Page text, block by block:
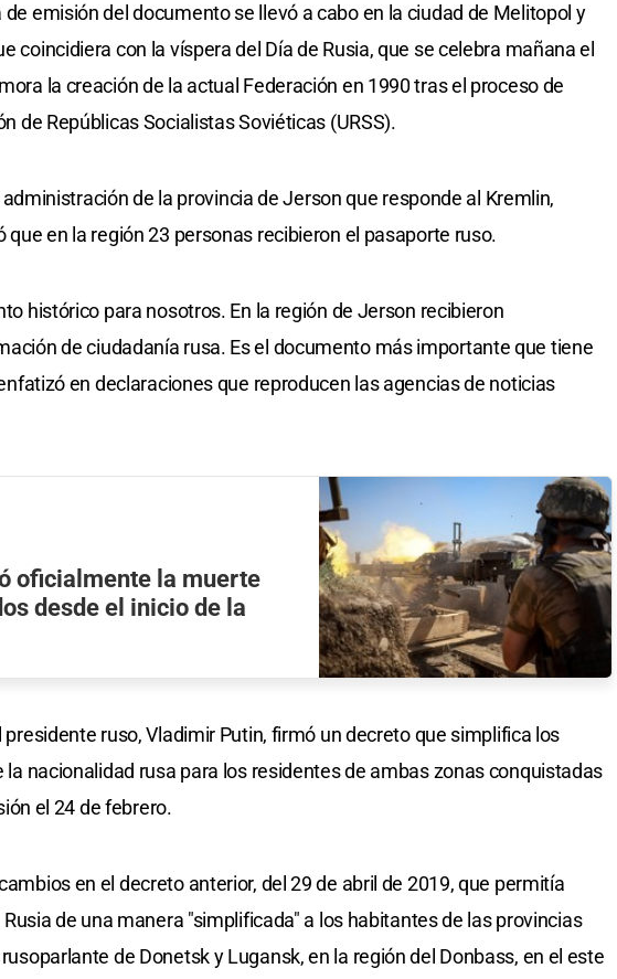
emisión del documento se llevó a cabo en la ciudad de Melitopol y
coincidiera con la víspera del Día de Rusia, que se celebra mañana el
la creación de la actual Federación en 1990 tras el proceso de
de Repúblicas Socialistas Soviéticas (URSS).
de la provincia de Jerson que responde al Kremlin,
que en la región 23 personas recibieron el pasaporte ruso.
histórico para nosotros. En la región de Jerson recibieron
de ciudadanía rusa. Es el documento más importante que tiene
en declaraciones que reproducen las agencias de noticias
oficialmente la muerte
desde el inicio de la
presidente ruso, Vladimir Putin, firmó un decreto que simplifica los
nacionalidad rusa para los residentes de ambas zonas conquistadas
el 24 de febrero.
en el decreto anterior, del 29 de abril de 2019, que permitía
de una manera "simplificada" a los habitantes de las provincias
de Donetsk y Lugansk, en la región del Donbass, en el este